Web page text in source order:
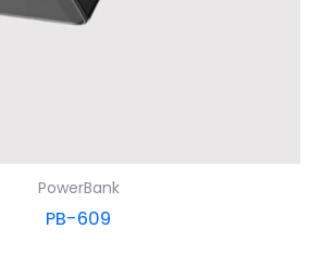
PowerBank
PB-609